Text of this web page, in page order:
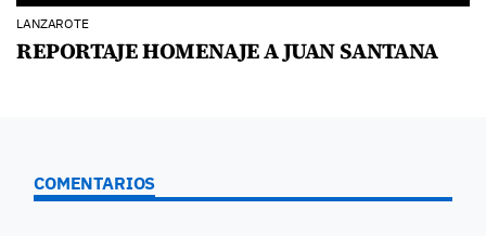
LANZAROTE
REPORTAJE HOMENAJE A JUAN SANTANA
COMENTARIOS